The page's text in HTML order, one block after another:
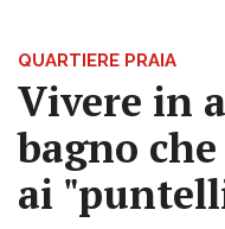
QUARTIERE PRAIA
Vivere in
bagno
ai